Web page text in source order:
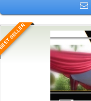
SELLER